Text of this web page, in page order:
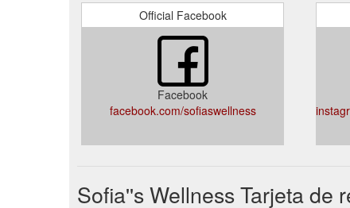
Official Facebook
Facebook
facebook.com/sofiaswellness
Sofia''s Wellness Tarjeta de